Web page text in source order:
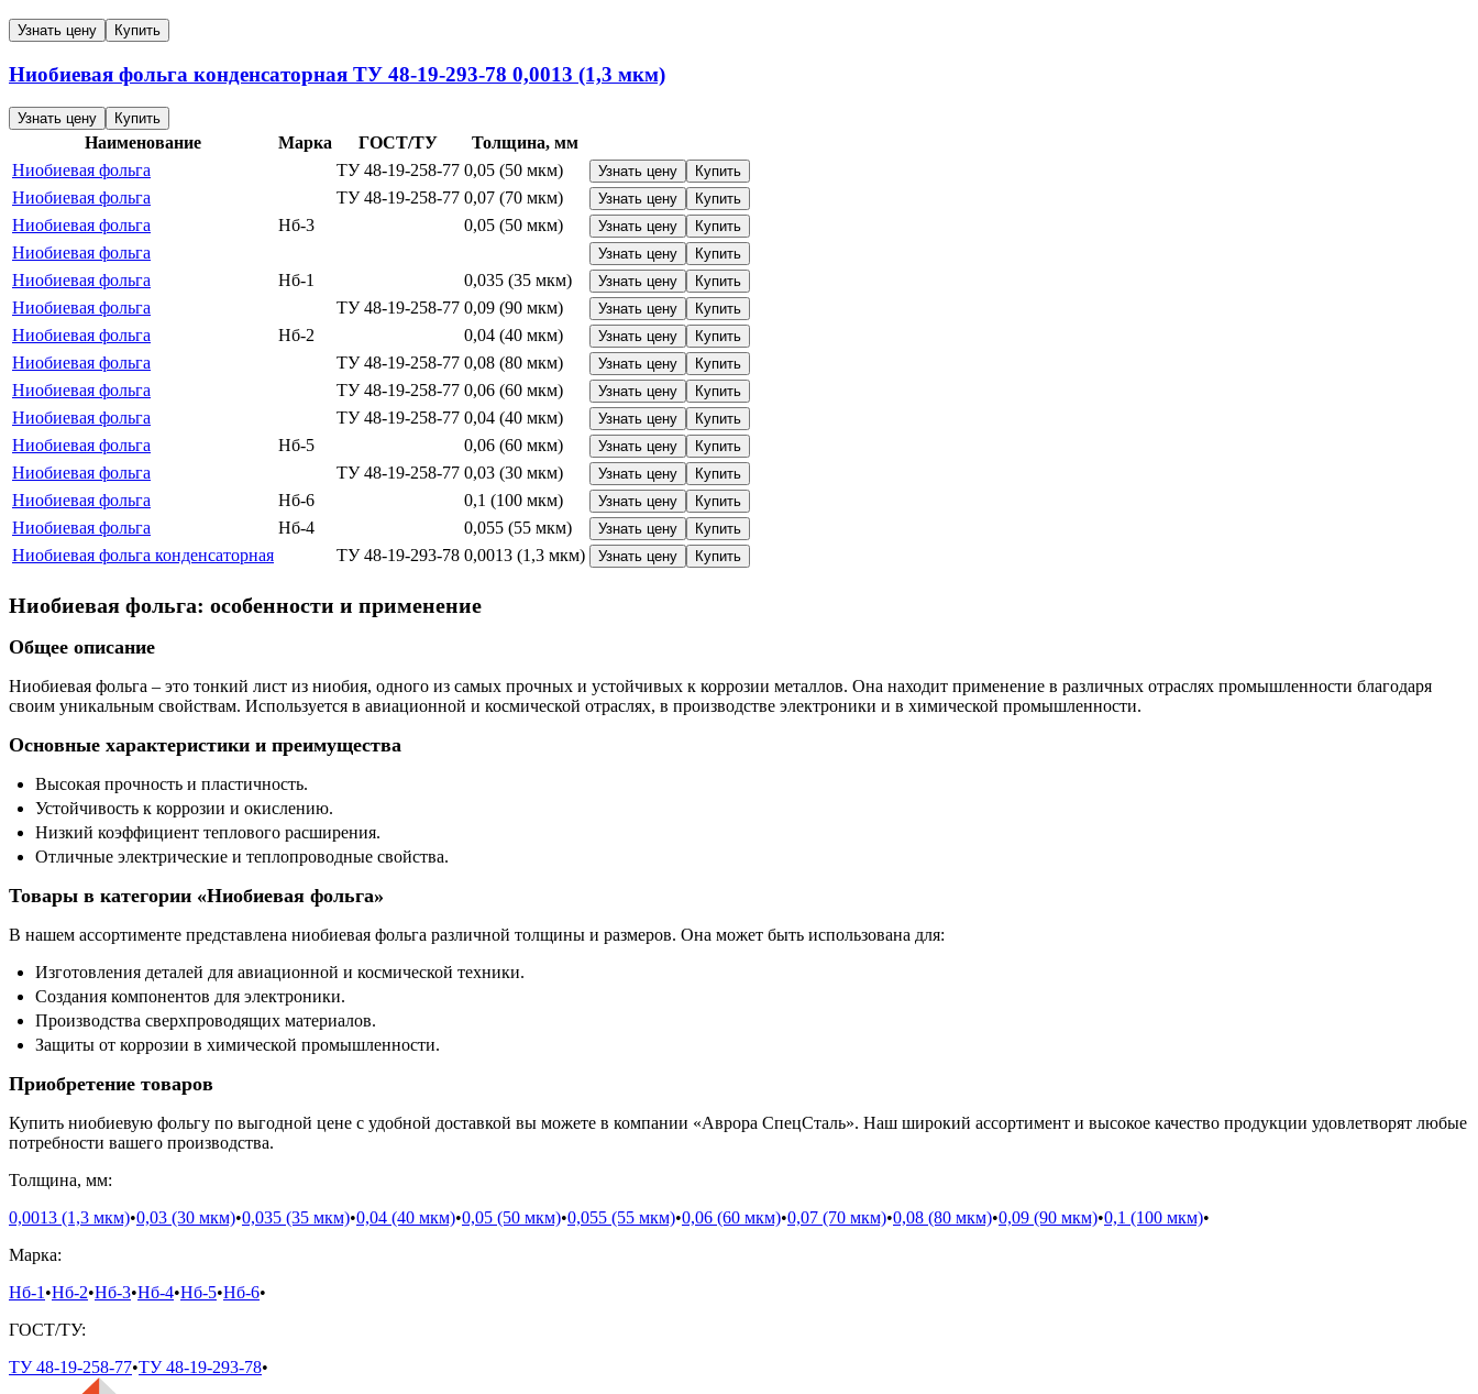
Узнать цену Купить
Ниобиевая фольга конденсаторная ТУ 48-19-293-78 0,0013 (1,3 мкм)
Узнать цену Купить
Наименование Марка ГОСТ/ТУ
Толщина, мм
Ниобиевая фольга
ТУ 48-19-258-77 0,05 (50 мкм) Узнать цену Купить
Ниобиевая фольга ТУ 48-19-258-77 0,07 (70 мкм) Узнать цену Купить
Ниобиевая фольга Нб-3 0,05 (50 мкм) Узнать цену Купить
Ниобиевая фольга Узнать цену Купить
Ниобиевая фольга Нб-1 0,035 (35 мкм) Узнать цену Купить
Ниобиевая фольга ТУ 48-19-258-77 0,09 (90 мкм) Узнать цену Купить
Ниобиевая фольга Нб-2 0,04 (40 мкм) Узнать цену Купить
Ниобиевая фольга ТУ 48-19-258-77 0,08 (80 мкм) Узнать цену Купить
Ниобиевая фольга ТУ 48-19-258-77 0,06 (60 мкм) Узнать цену Купить
Ниобиевая фольга ТУ 48-19-258-77 0,04 (40 мкм) Узнать цену Купить
Ниобиевая фольга Нб-5 0,06 (60 мкм) Узнать цену Купить
Ниобиевая фольга ТУ 48-19-258-77 0,03 (30 мкм) Узнать цену Купить
Ниобиевая фольга Нб-6 0,1 (100 мкм) Узнать цену Купить
Ниобиевая фольга Нб-4 0,055 (55 мкм) Узнать цену Купить
Ниобиевая фольга конденсаторная ТУ 48-19-293-78 0,0013 (1,3 мкм) Узнать цену Купить
Ниобиевая фольга: особенности и применение
Общее описание
Ниобиевая фольга – это тонкий лист из ниобия, одного из самых прочных и устойчивых к коррозии металлов. Она находит применение в различных отраслях промышленности благодаря
своим уникальным свойствам. Используется в авиационной и космической отраслях, в производстве электроники и в химической промышленности.
Основные характеристики и преимущества
Высокая прочность и пластичность.
Устойчивость к коррозии и окислению.
Низкий коэффициент теплового расширения.
Отличные электрические и теплопроводные свойства.
Товары в категории «Ниобиевая фольга»
В нашем ассортименте представлена ниобиевая фольга различной толщины и размеров. Она может быть использована для:
Изготовления деталей для авиационной и космической техники.
Создания компонентов для электроники.
Производства сверхпроводящих материалов.
Защиты от коррозии в химической промышленности.
Приобретение товаров
Купить ниобиевую фольгу по выгодной цене с удобной доставкой вы можете в компании «Аврора СпецСталь». Наш широкий ассортимент и высокое качество продукции удовлетворят любые
потребности вашего производства.
Толщина, мм:
0,0013 (1,3 мкм)•0,03 (30 мкм)•0,035 (35 мкм)•0,04 (40 мкм)•0,05 (50 мкм)•0,055 (55 мкм)•0,06 (60 мкм)•0,07 (70 мкм)•0,08 (80 мкм)•0,09 (90 мкм)•0,1 (100 мкм)•
Марка:
Нб-1•Нб-2•Нб-3•Нб-4•Нб-5•Нб-6•
ГОСТ/ТУ:
ТУ 48-19-258-77•ТУ 48-19-293-78•